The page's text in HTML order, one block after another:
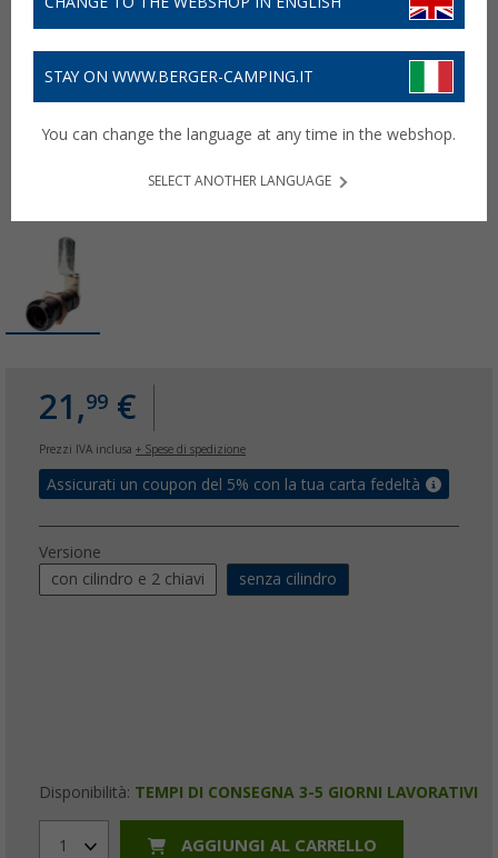
21,99 €
Prezzi IVA inclusa + Spese di spedizione
Assicurati un coupon del 5% con la tua carta fedeltà
Versione
con cilindro e 2 chiavi
senza cilindro
Disponibilità: TEMPI DI CONSEGNA 3-5 GIORNI LAVORATIVI
1 AGGIUNGI AL CARRELLO
STAY ON WWW.BERGER-CAMPING.IT
You can change the language at any time in the webshop.
SELECT ANOTHER LANGUAGE